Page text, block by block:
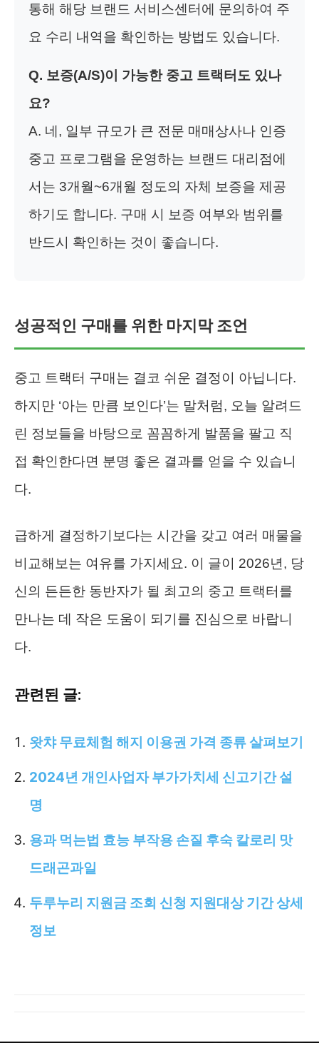
통해 해당 브랜드 서비스센터에 문의하여 주
요 수리 내역을 확인하는 방법도 있습니다.
Q. 보증(A/S)이 가능한 중고 트랙터도 있나
요?
A. 네, 일부 규모가 큰 전문 매매상사나 인증
중고 프로그램을 운영하는 브랜드 대리점에
서는 3개월~6개월 정도의 자체 보증을 제공
하기도 합니다. 구매 시 보증 여부와 범위를
반드시 확인하는 것이 좋습니다.
성공적인 구매를 위한 마지막 조언
중고 트랙터 구매는 결코 쉬운 결정이 아닙니다.
하지만 ‘아는 만큼 보인다’는 말처럼, 오늘 알려드
린 정보들을 바탕으로 꼼꼼하게 발품을 팔고 직
접 확인한다면 분명 좋은 결과를 얻을 수 있습니
다.
급하게 결정하기보다는 시간을 갖고 여러 매물을
비교해보는 여유를 가지세요. 이 글이 2026년, 당
신의 든든한 동반자가 될 최고의 중고 트랙터를
만나는 데 작은 도움이 되기를 진심으로 바랍니
다.
관련된 글:
왓챠 무료체험 해지 이용권 가격 종류 살펴보기
2024년 개인사업자 부가가치세 신고기간 설
명
용과 먹는법 효능 부작용 손질 후숙 칼로리 맛
드래곤과일
두루누리 지원금 조회 신청 지원대상 기간 상세
정보